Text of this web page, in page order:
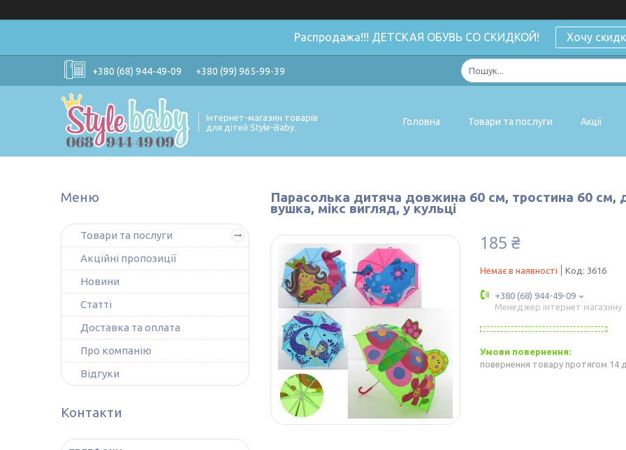
Распродажа!!! ДЕТСКАЯ ОБУВЬ СО СКИДКОЙ! Хочу
+380 (68) 944-49-09 +380 (99) 965-99-39
Інтернет-магазин товарів
для дітей Style-Baby.
Головна Товари та послуги Акції
Парасолька дитяча довжина 60 см, тростина 60 см,
вушка, мікс вигляд, у кульці
185 ₴
Немає в наявності Код: 3616
+380 (68) 944-49-09
Менеджер інтернет магазину
повернення товару протягом 14
Товари та послуги
Акційні пропозиції
Новини
Статті
Доставка та оплата
Про компанію
Відгуки
Контакти